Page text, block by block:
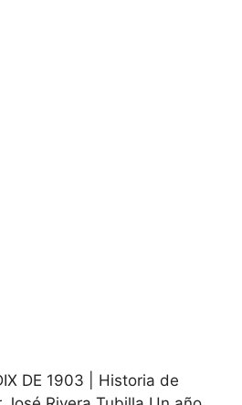
DE 1903 | Historia de